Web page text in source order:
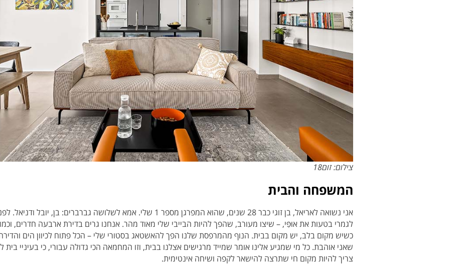
צילום: זום18
המשפחה והבית
אני נשואה לאריאל, בן זוגי כבר 28 שנים, שהוא המפרגן מספר 1 שלי. אמא לשלושה גברברים:
לגמרי בטעות את אוּפִּי, – שיצו מעורב, שהפך להיות הבייבי שלי מאוד מהר. אנחנו גרים בדירת ארבעה חדרים, וכמו
כשיש מקום בלב, יש מקום בבית. הנוף מהמרפסת שלנו הפך להאשטאג בסטורי שלי – הכל פתוח לכיוון הים
שאני אוהבת. כל מי שמגיע אלינו אומר שמייד מרגישים אצלנו בבית, וזו המחמאה הכי גדולה עבורי, כי בעיניי בית
צריך להיות מקום חי שתרצה להישאר לקפה ושיחה אינטימית.